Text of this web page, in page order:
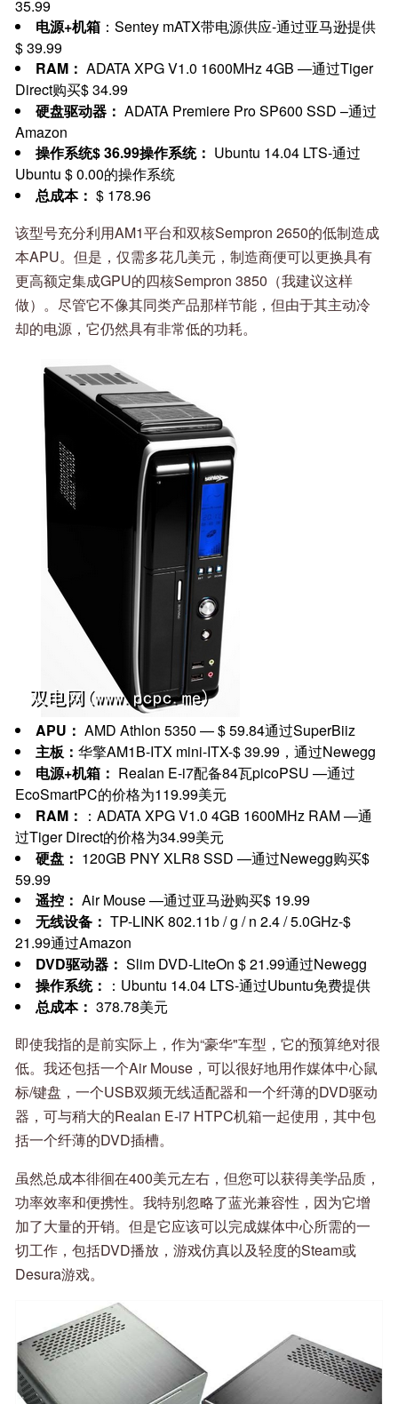
35.99
电源+机箱 ：Sentey mATX带电源供应-通过亚马逊提供
$ 39.99
RAM： ADATA XPG V1.0 1600MHz 4GB —通过Tiger
Direct购买$ 34.99
硬盘驱动器： ADATA Premiere Pro SP600 SSD –通过
Amazon
操作系统$ 36.99操作系统： Ubuntu 14.04 LTS-通过
Ubuntu $ 0.00的操作系统
总成本： $ 178.96
该型号充分利用AM1平台和双核Sempron 2650的低制造成
本APU。但是，仅需多花几美元，制造商便可以更换具有
更高额定集成GPU的四核Sempron 3850（我建议这样
做）。尽管它不像其同类产品那样节能，但由于其主动冷
却的电源，它仍然具有非常低的功耗。
APU： AMD Athlon 5350 — $ 59.84通过SuperBiiz
主板： 华擎AM1B-ITX mini-ITX-$ 39.99，通过Newegg
电源+机箱： Realan E-i7配备84瓦picoPSU —通过
EcoSmartPC的价格为119.99美元
RAM： ：ADATA XPG V1.0 4GB 1600MHz RAM —通
过Tiger Direct的价格为34.99美元
硬盘： 120GB PNY XLR8 SSD —通过Newegg购买$
59.99
遥控： Air Mouse —通过亚马逊购买$ 19.99
无线设备： TP-LINK 802.11b / g / n 2.4 / 5.0GHz-$
21.99通过Amazon
DVD驱动器： Slim DVD-LiteOn $ 21.99通过Newegg
操作系统： ：Ubuntu 14.04 LTS-通过Ubuntu免费提供
总成本： 378.78美元
即使我指的是前实际上，作为“豪华"车型，它的预算绝对很
低。我还包括一个Air Mouse，可以很好地用作媒体中心鼠
标/键盘，一个USB双频无线适配器和一个纤薄的DVD驱动
器，可与稍大的Realan E-i7 HTPC机箱一起使用，其中包
括一个纤薄的DVD插槽。
虽然总成本徘徊在400美元左右，但您可以获得美学品质，
功率效率和便携性。我特别忽略了蓝光兼容性，因为它增
加了大量的开销。但是它应该可以完成媒体中心所需的一
切工作，包括DVD播放，游戏仿真以及轻度的Steam或
Desura游戏。